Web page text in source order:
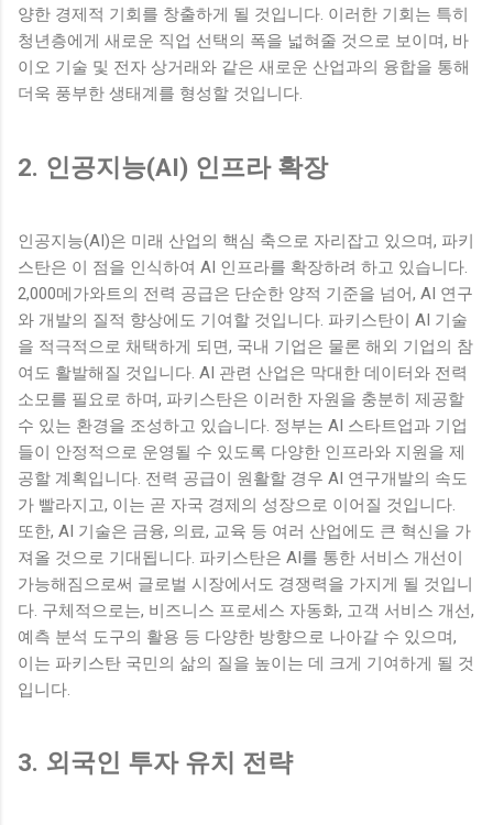
양한 경제적 기회를 창출하게 될 것입니다. 이러한 기회는 특히
청년층에게 새로운 직업 선택의 폭을 넓혀줄 것으로 보이며, 바
이오 기술 및 전자 상거래와 같은 새로운 산업과의 융합을 통해
더욱 풍부한 생태계를 형성할 것입니다.
2. 인공지능(AI) 인프라 확장
인공지능(AI)은 미래 산업의 핵심 축으로 자리잡고 있으며, 파키
스탄은 이 점을 인식하여 AI 인프라를 확장하려 하고 있습니다.
2,000메가와트의 전력 공급은 단순한 양적 기준을 넘어, AI 연구
와 개발의 질적 향상에도 기여할 것입니다. 파키스탄이 AI 기술
을 적극적으로 채택하게 되면, 국내 기업은 물론 해외 기업의 참
여도 활발해질 것입니다. AI 관련 산업은 막대한 데이터와 전력
소모를 필요로 하며, 파키스탄은 이러한 자원을 충분히 제공할
수 있는 환경을 조성하고 있습니다. 정부는 AI 스타트업과 기업
들이 안정적으로 운영될 수 있도록 다양한 인프라와 지원을 제
공할 계획입니다. 전력 공급이 원활할 경우 AI 연구개발의 속도
가 빨라지고, 이는 곧 자국 경제의 성장으로 이어질 것입니다.
또한, AI 기술은 금융, 의료, 교육 등 여러 산업에도 큰 혁신을 가
져올 것으로 기대됩니다. 파키스탄은 AI를 통한 서비스 개선이
가능해짐으로써 글로벌 시장에서도 경쟁력을 가지게 될 것입니
다. 구체적으로는, 비즈니스 프로세스 자동화, 고객 서비스 개선,
예측 분석 도구의 활용 등 다양한 방향으로 나아갈 수 있으며,
이는 파키스탄 국민의 삶의 질을 높이는 데 크게 기여하게 될 것
입니다.
3. 외국인 투자 유치 전략